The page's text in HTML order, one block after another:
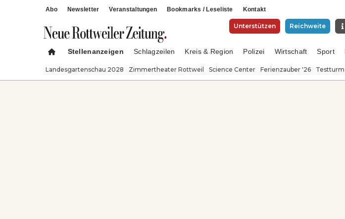
Abo Newsletter Veranstaltungen Bookmarks / Leseliste Kontakt
Unterstützen Reichweite
Stellenanzeigen Schlagzeilen Kreis & Region Polizei Wirtschaft Sport
Landesgartenschau 2028 Zimmertheater Rottweil Science Center Ferienzauber '26 Testturm